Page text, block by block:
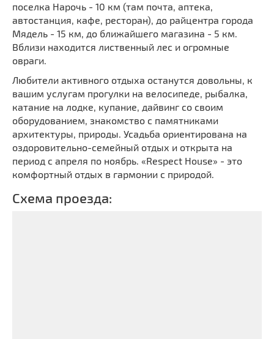
поселка Нарочь - 10 км (там почта, аптека,
автостанция, кафе, ресторан), до райцентра города
Мядель - 15 км, до ближайшего магазина - 5 км.
Вблизи находится лиственный лес и огромные
овраги.
Любители активного отдыха останутся довольны, к
вашим услугам прогулки на велосипеде, рыбалка,
катание на лодке, купание, дайвинг со своим
оборудованием, знакомство с памятниками
архитектуры, природы. Усадьба ориентирована на
оздоровительно-семейный отдых и открыта на
период с апреля по ноябрь. «Respect House» - это
комфортный отдых в гармонии с природой.
Схема проезда: